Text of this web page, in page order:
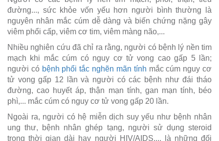
đường..., sức khỏe vốn yếu hơn người bình thường là
nguyên nhân mắc cúm dễ dàng và biến chứng nặng gây
viêm phổi cấp, viêm cơ tim, viêm màng não,...
Nhiều nghiên cứu đã chỉ ra rằng, người có bệnh lý nền tim
mạch khi mắc cúm có nguy cơ tử vong cao gấp 5 lần;
người có bệnh phổi tắc nghẽn mãn tính mắc cúm nguy cơ
tử vong gấp 12 lần và người có các bệnh như đái tháo
đường, cao huyết áp, thận mạn tính, gan mạn tính, béo
phì,... mắc cúm có nguy cơ tử vong gấp 20 lần.
Ngoài ra, người có hệ miễn dịch suy yếu như bệnh nhân
ung thư, bệnh nhân ghép tạng, người sử dụng steroid
trong thời gian dài hay người HIV/AIDS,... là những đối